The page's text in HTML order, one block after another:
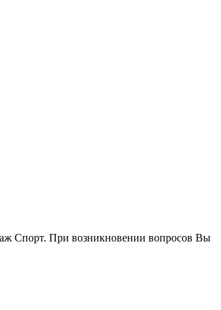
Спорт. При возникновении вопросов Вы